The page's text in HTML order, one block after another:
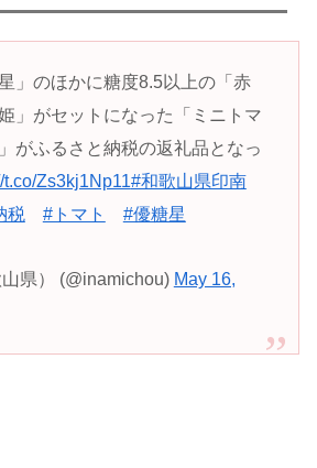
」のほかに糖度8.5以上の「赤
」がセットになった「ミニトマ
がふるさと納税の返礼品となっ
t.co/Zs3kj1Np11#和歌山県印南
税 #トマト #優糖星
県） (@inamichou) May 16,